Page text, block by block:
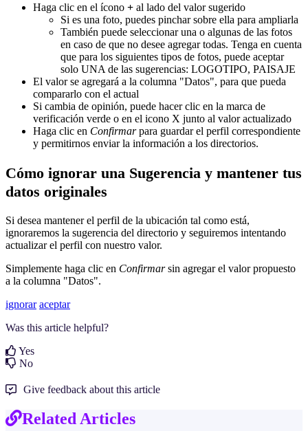
Haga clic en el ícono + al lado del valor sugerido
Si es una foto, puedes pinchar sobre ella para ampliarla
También puede seleccionar una o algunas de las fotos
en caso de que no desee agregar todas. Tenga en cuenta
que para los siguientes tipos de fotos, puede aceptar
solo UNA de las sugerencias: LOGOTIPO, PAISAJE
El valor se agregará a la columna "Datos", para que pueda
compararlo con el actual
Si cambia de opinión, puede hacer clic en la marca de
verificación verde o en el icono X junto al valor actualizado
Haga clic en Confirmarpara guardar el perfil correspondiente
y permitirnos enviar la información a los directorios.
Cómo ignorar una Sugerencia y mantener tus
datos originales
Si desea mantener el perfil de la ubicación tal como está,
ignoraremos la sugerencia del directorio y seguiremos intentando
actualizar el perfil con nuestro valor.
Simplemente haga clic en Confirmarsin agregar el valor propuesto
a la columna "Datos".
ignorar aceptar
Was this article helpful?
Yes
No
Give feedback about this article
Related Articles